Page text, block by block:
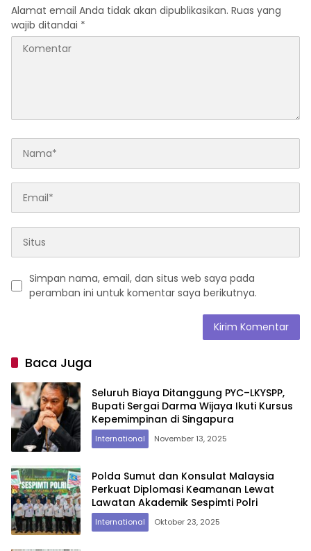
Alamat email Anda tidak akan dipublikasikan. Ruas yang
wajib ditandai *
Simpan nama, email, dan situs web saya pada
peramban ini untuk komentar saya berikutnya.
Baca Juga
Seluruh Biaya Ditanggung PYC–LKYSPP,
Bupati Sergai Darma Wijaya Ikuti Kursus
Kepemimpinan di Singapura
International November 13, 2025
Polda Sumut dan Konsulat Malaysia
Perkuat Diplomasi Keamanan Lewat
Lawatan Akademik Sespimti Polri
International Oktober 23, 2025